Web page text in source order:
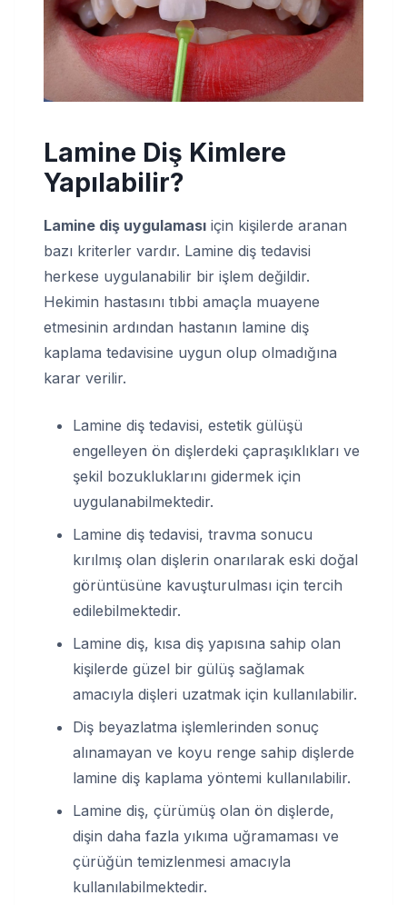
Lamine Diş Kimlere
Yapılabilir?
Lamine diş uygulaması için kişilerde aranan
bazı kriterler vardır. Lamine diş tedavisi
herkese uygulanabilir bir işlem değildir.
Hekimin hastasını tıbbi amaçla muayene
etmesinin ardından hastanın lamine diş
kaplama tedavisine uygun olup olmadığına
karar verilir.
Lamine diş tedavisi, estetik gülüşü
engelleyen ön dişlerdeki çapraşıklıkları ve
şekil bozukluklarını gidermek için
uygulanabilmektedir.
Lamine diş tedavisi, travma sonucu
kırılmış olan dişlerin onarılarak eski doğal
görüntüsüne kavuşturulması için tercih
edilebilmektedir.
Lamine diş, kısa diş yapısına sahip olan
kişilerde güzel bir gülüş sağlamak
amacıyla dişleri uzatmak için kullanılabilir.
Diş beyazlatma işlemlerinden sonuç
alınamayan ve koyu renge sahip dişlerde
lamine diş kaplama yöntemi kullanılabilir.
Lamine diş, çürümüş olan ön dişlerde,
dişin daha fazla yıkıma uğramaması ve
çürüğün temizlenmesi amacıyla
kullanılabilmektedir.